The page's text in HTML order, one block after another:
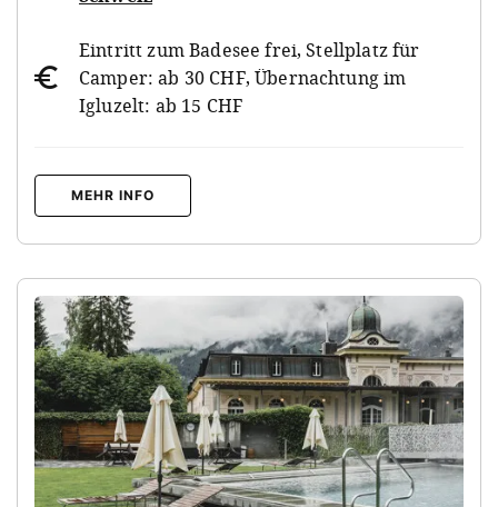
Eintritt zum Badesee frei, Stellplatz für
Camper: ab 30 CHF, Übernachtung im
Igluzelt: ab 15 CHF
MEHR INFO